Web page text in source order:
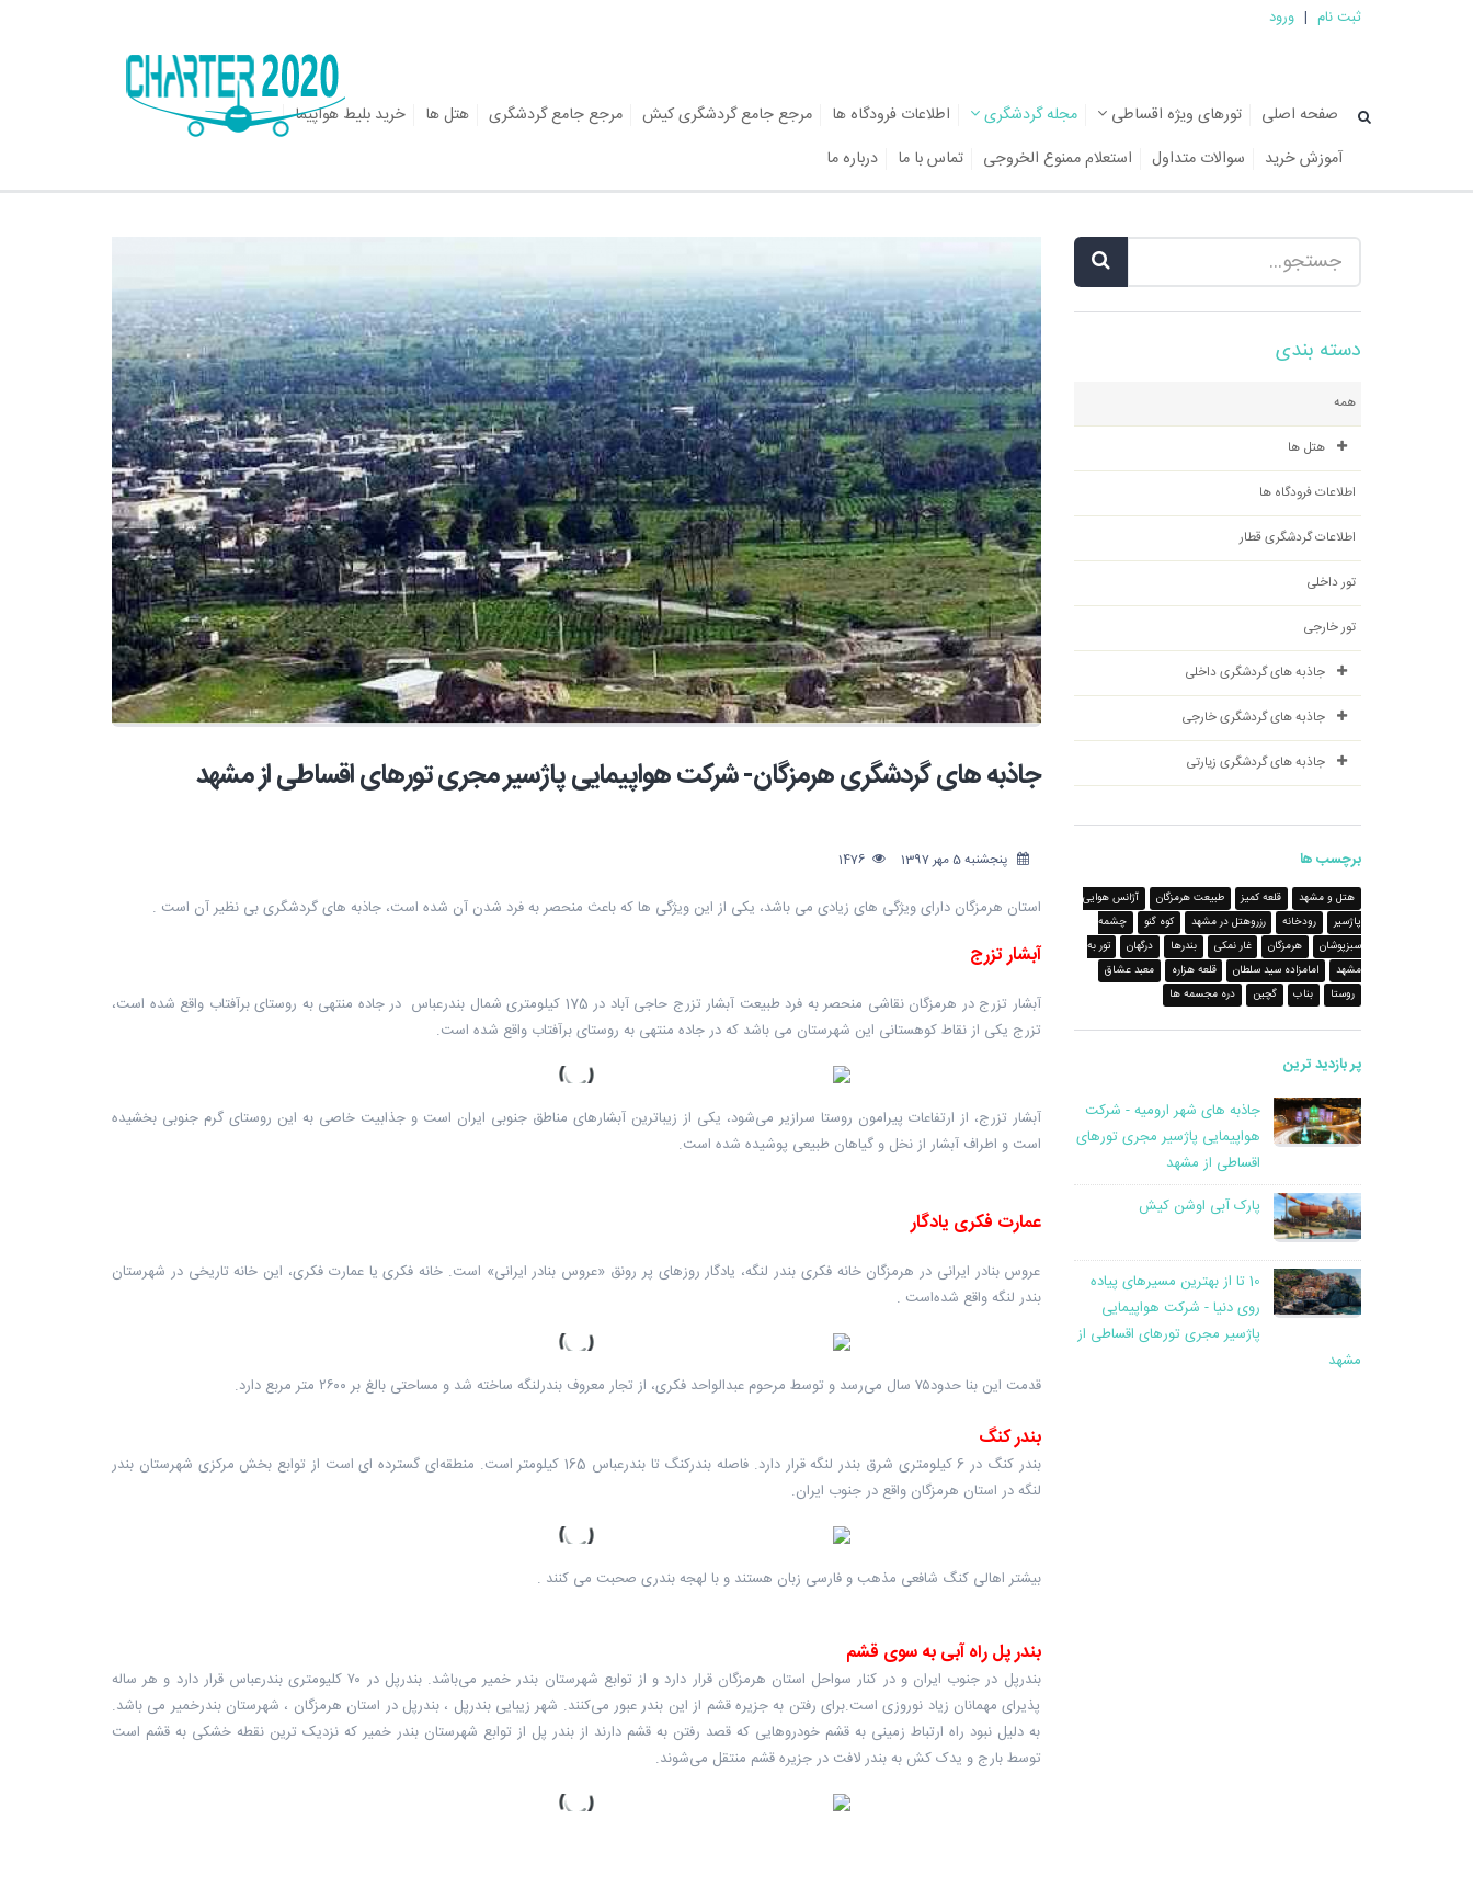
ثبت نام | ورود
صفحه اصلی تورهای ویژه اقساطی مجله گردشگری اطلاعات فرودگاه ها مرجع جامع گردشگری کیش مرجع جامع گردشگری هتل ها
خرید بلیط هواپیما
آموزش خرید
سوالات متداول استعلام ممنوع الخروجی تماس با ما درباره ما
دسته بندی
همه
هتل ها
اطلاعات فرودگاه ها
اطلاعات گردشگری قطار
تور داخلی
تور خارجی
جاذبه های گردشگری داخلی
جاذبه های گردشگری خارجی
جاذبه های گردشگری زیارتی
برچسب ها
هتل و مشهد قلعه کمیز طبیعت هرمزگان
آژانس هوایی
پاژسیر
رودخانه رزروهتل در مشهد کوه گنو
چشمه
سبزپوشان
هرمزگان غار نمکی بندرها درگهان
تور به
مشهد
امامزاده سید سلطان قلعه هزاره
معبد عشاق
روستا
بناب گچین دره مجسمه ها
پر بازدید ترین
جاذبه های شهر ارومیه - شرکت
هواپیمایی پاژسیر مجری تورهای
اقساطی از مشهد
پارک آبی اوشن کیش
10 تا از بهترین مسیرهای پیاده
روی دنیا - شرکت هواپیمایی
پاژسیر مجری تورهای اقساطی از
مشهد
جاذبه های گردشگری هرمزگان- شرکت هواپیمایی پاژسیر مجری تورهای اقساطی از مشهد
پنجشنبه 5 مهر 1397
استان هرمزگان دارای ویژگی های زیادی می باشد، یکی از این ویژگی ها که باعث منحصر به فرد شدن آن شده است، جاذبه های گردشگری بی نظیر آن است .
آبشار تزرج
آبشار تزرج در هرمزگان نقاشی منحصر به فرد طبیعت آبشار تزرج حاجی آباد در 175 کیلومتری شمال بندرعباس در جاده منتهی به روستای برآفتاب واقع شده است،
تزرج یکی از نقاط کوهستانی این شهرستان می باشد که در جاده منتهی به روستای برآفتاب واقع شده است.
آبشار تزرج، از ارتفاعات پیرامون روستا سرازیر می‌شود، یکی از زیباترین آبشارهای مناطق جنوبی ایران است و جذابیت خاصی به این روستای گرم جنوبی بخشیده
است و اطراف آبشار از نخل و گیاهان طبیعی پوشیده شده است.
عمارت فکری یادگار
عروس بنادر ایرانی در هرمزگان خانه فکری بندر لنگه، یادگار روزهای پر رونق «عروس بنادر ایرانی» است. خانه فکری یا عمارت فکری، این خانه تاریخی در شهرستان
بندر لنگه واقع شده‌است .
قدمت این بنا حدود۷۵ سال می‌رسد و توسط مرحوم عبدالواحد فکری، از تجار معروف بندرلنگه ساخته شد و مساحتی بالغ بر ۲۶۰۰ متر مربع دارد.
بندر کنگ
بندر کنگ در 6 کیلومتری شرق بندر لنگه قرار دارد. فاصله بندرکنگ تا بندرعباس 165 کیلومتر است. منطقه‌ای گسترده‌ ای است از توابع بخش مرکزی شهرستان بندر
لنگه در استان هرمزگان واقع در جنوب ایران.
بیشتر اهالی کنگ شافعی مذهب و فارسی زبان هستند و با لهجه بندری صحبت می کنند .
بندر پل راه آبی به سوی قشم
بندرپل در جنوب ایران و در کنار سواحل استان هرمزگان قرار دارد و از توابع شهرستان بندر خمیر می‌باشد. بندرپل در ۷۰ کلیومتری بندرعباس قرار دارد و هر ساله
پذیرای مهمانان زیاد نوروزی است.برای رفتن به جزیره قشم از این بندر عبور می‌کنند. شهر زیبایی بندرپل ، بندرپل در استان هرمزگان ، شهرستان بندرخمیر می باشد.
به دلیل نبود راه ارتباط زمینی به قشم خودروهایی که قصد رفتن به قشم دارند از بندر پل از توابع شهرستان بندر خمیر که نزدیک ترین نقطه خشکی به قشم است
توسط بارج و یدک کش به بندر لافت در جزیره قشم منتقل می‌شوند.